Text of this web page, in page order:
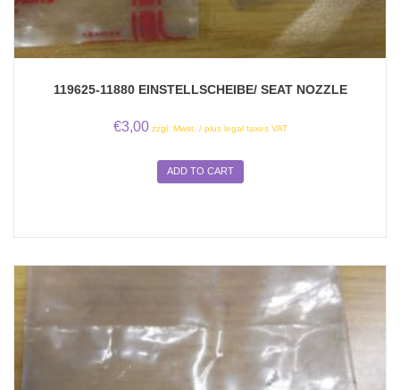
119625-11880 EINSTELLSCHEIBE/ SEAT NOZZLE
€3,00 zzgl. Mwst. / plus legal taxes VAT
ADD TO CART